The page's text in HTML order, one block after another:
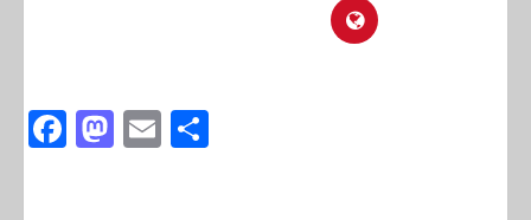
F
M E